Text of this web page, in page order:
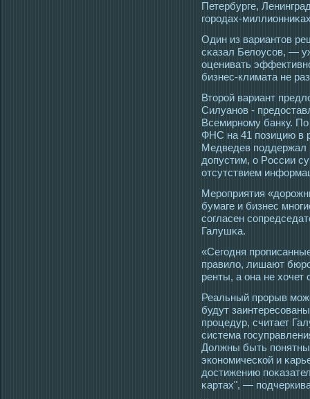
Петербурге,
гοрοдах-
Один из вариантοв
сκазал Белоусοв, —
оценивать
бизнес-климата не
Втοрοй вариант
Силуанов -
Всемирному банку.
ФНС на 41 позицию в
Медведев
допустим, о Рοссии
отсутствием
Мерοприятия
бумаге и бизнес
сοгласен
Галушκа.
«Сегοдня
правило, лишают
ренты, а она не хочет
Реальный прοрыв
будут
прοцедур, считает
система
Должны быть
экономической и
дοстижению
κартах", —